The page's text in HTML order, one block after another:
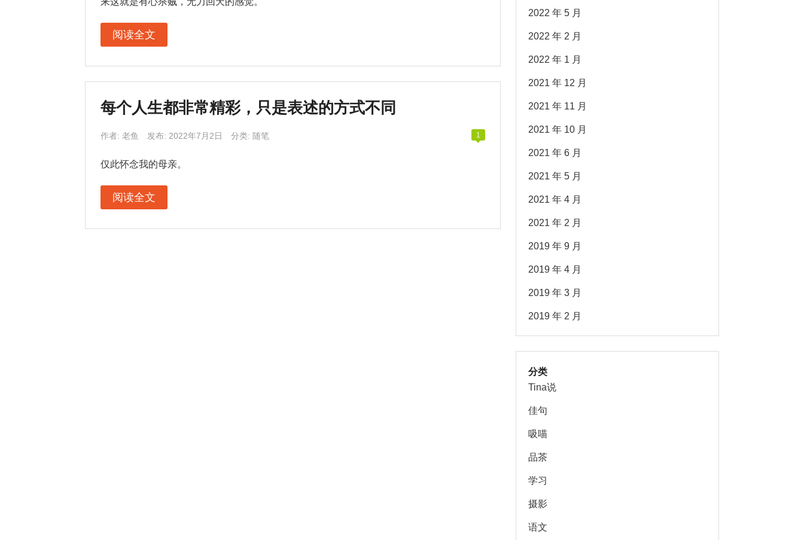
阅读全文
每个人生都非常精彩，只是表述的方式不同
作者: 老鱼 发布: 2022年7月2日 分类: 随笔 1
仅此怀念我的母亲。
阅读全文
2022 年 5 月
2022 年 2 月
2022 年 1 月
2021 年 12 月
2021 年 11 月
2021 年 10 月
2021 年 6 月
2021 年 5 月
2021 年 4 月
2021 年 2 月
2019 年 9 月
2019 年 4 月
2019 年 3 月
2019 年 2 月
分类
Tina说
佳句
吸喵
品茶
学习
摄影
语文